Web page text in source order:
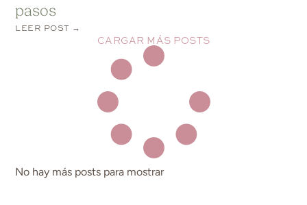
pasos
LEER POST →
CARGAR MÁS POSTS
No hay más posts para mostrar